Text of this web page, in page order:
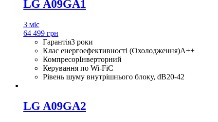
LG A09GA1
3 міс
64 499 грн
Гарантія3 роки
Клас енергоефективності (Охолодження)A++
КомпресорІнверторний
Керування по Wi-FiЄ
Рівень шуму внутрішнього блоку, dB20-42
LG A09GA2